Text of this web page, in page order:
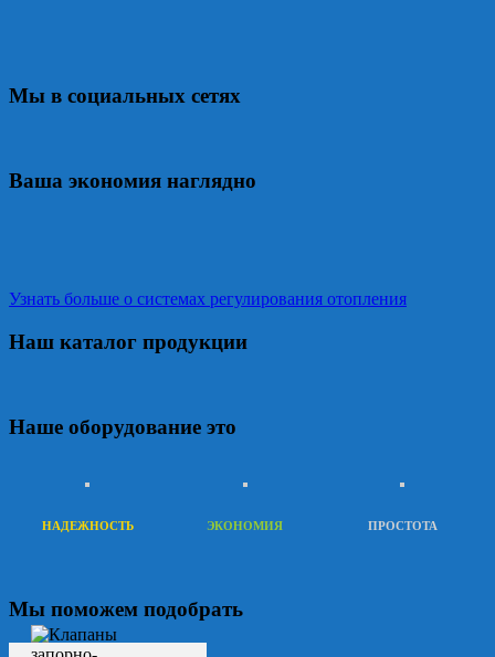
Мы в социальных сетях
Ваша экономия наглядно
Узнать больше о системах регулирования отопления
Наш каталог продукции
Наше оборудование это
НАДЕЖНОСТЬ ЭКОНОМИЯ ПРОСТОТА
Мы поможем подобрать